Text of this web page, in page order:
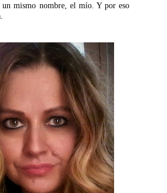
un mismo nombre, el mío. Y por eso